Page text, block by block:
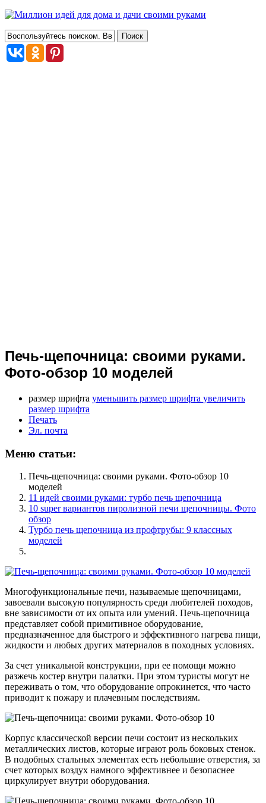
Печь-щепочница: своими руками.
Фото-обзор 10 моделей
размер шрифта уменьшить размер шрифта увеличить
размер шрифта
Печать
Эл. почта
Меню статьи:
Печь-щепочница: своими руками. Фото-обзор 10
моделей
11 идей своими руками: турбо печь щепочница
10 super вариантов пиролизной печи щепочницы. Фото
обзор
Турбо печь щепочница из профтрубы: 9 классных
моделей
Многофункциональные печи, называемые щепочницами,
завоевали высокую популярность среди любителей походов,
вне зависимости от их опыта или умений. Печь-щепочница
представляет собой примитивное оборудование,
предназначенное для быстрого и эффективного нагрева пищи,
жидкости и любых других материалов в походных условиях.
За счет уникальной конструкции, при ее помощи можно
разжечь костер внутри палатки. При этом туристы могут не
переживать о том, что оборудование опрокинется, что часто
приводит к пожару и плачевным последствиям.
Корпус классической версии печи состоит из нескольких
металлических листов, которые играют роль боковых стенок.
В подобных стальных элементах есть небольшие отверстия, за
счет которых воздух намного эффективнее и безопаснее
циркулирует внутри оборудования.